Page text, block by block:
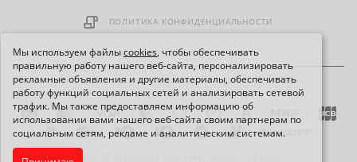
Мы используем файлыcookies, чтобы обеспечивать
правильную работу нашего веб-сайта, персонализировать
рекламные объявления и другие материалы, обеспечивать
работу функций социальных сетей и анализировать сетевой
трафик. Мы также предоставляем информацию об
использовании вами нашего веб-сайта своим партнерам по
социальным сетям, рекламе и аналитическим системам.
ПОЛИТИКА КОНФИДЕНЦИАЛЬНОСТИ